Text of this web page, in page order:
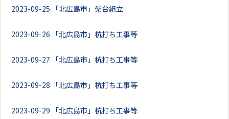
2023-09-25 「北広島市」架台組立
2023-09-26 「北広島市」杭打ち工事等
2023-09-27 「北広島市」杭打ち工事等
2023-09-28 「北広島市」杭打ち工事等
2023-09-29 「北広島市」杭打ち工事等